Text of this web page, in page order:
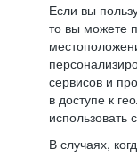
Если вы
то вы можете
сервисов и
в доступе к
использовать
В случаях,